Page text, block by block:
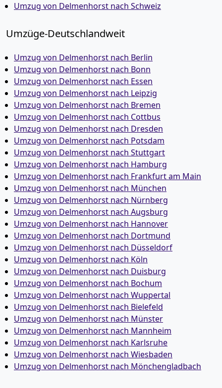
Umzug von Delmenhorst nach Schweiz
Umzüge-Deutschlandweit
Umzug von Delmenhorst nach Berlin
Umzug von Delmenhorst nach Bonn
Umzug von Delmenhorst nach Essen
Umzug von Delmenhorst nach Leipzig
Umzug von Delmenhorst nach Bremen
Umzug von Delmenhorst nach Cottbus
Umzug von Delmenhorst nach Dresden
Umzug von Delmenhorst nach Potsdam
Umzug von Delmenhorst nach Stuttgart
Umzug von Delmenhorst nach Hamburg
Umzug von Delmenhorst nach Frankfurt am Main
Umzug von Delmenhorst nach München
Umzug von Delmenhorst nach Nürnberg
Umzug von Delmenhorst nach Augsburg
Umzug von Delmenhorst nach Hannover
Umzug von Delmenhorst nach Dortmund
Umzug von Delmenhorst nach Düsseldorf
Umzug von Delmenhorst nach Köln
Umzug von Delmenhorst nach Duisburg
Umzug von Delmenhorst nach Bochum
Umzug von Delmenhorst nach Wuppertal
Umzug von Delmenhorst nach Bielefeld
Umzug von Delmenhorst nach Münster
Umzug von Delmenhorst nach Mannheim
Umzug von Delmenhorst nach Karlsruhe
Umzug von Delmenhorst nach Wiesbaden
Umzug von Delmenhorst nach Mönchen­gladbach